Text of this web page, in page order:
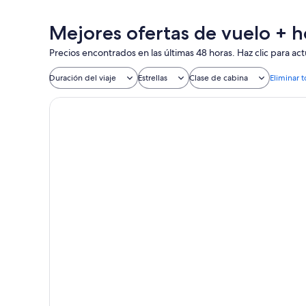
Mejores ofertas de vuelo +
Precios encontrados en las últimas 48 horas. Haz clic para
Duración del viaje Estrellas Clase de cabina Eliminar
Hotel Exe Mitre